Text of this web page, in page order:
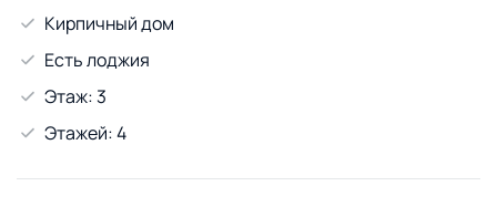
Кирпичный дом
Есть лоджия
Этаж: 3
Этажей: 4